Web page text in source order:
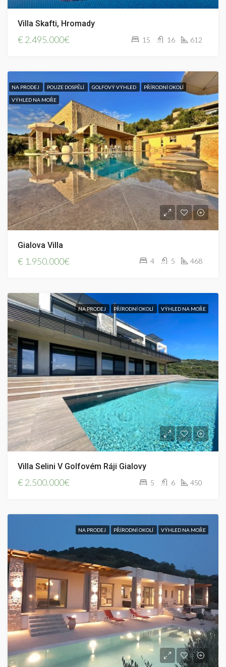
Villa Skafti, Hromady
€2.495.000€ 15 16 612
NA PRODEJ POUZE DOSPĚLÍ GOLFOVÝ VÝHLED PŘÍRODNÍ OKOLÍ
VÝHLED NA MOŘE
Gialova Villa
€ 1.950.000€ 4 5 468
NA PRODEJ PŘÍRODNÍ OKOLÍ VÝHLED NA MOŘE
Villa Selini V Golfovém Ráji Gialovy
€2.500.000€ 5 6 450
NA PRODEJ PŘÍRODNÍ OKOLÍ VÝHLED NA MOŘE